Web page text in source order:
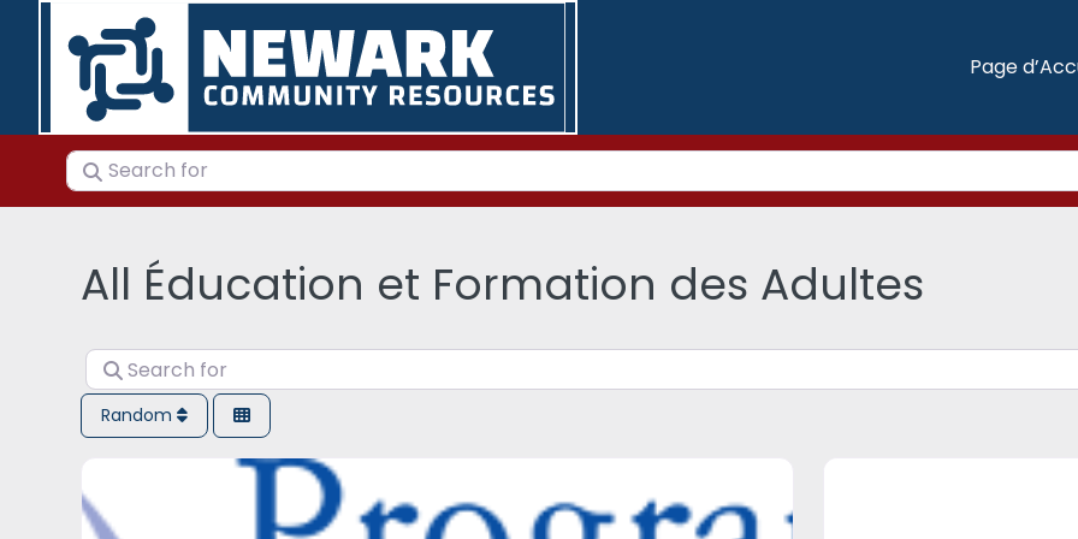
Page
Search for
All Éducation et Formation des Adultes
Search for
Random